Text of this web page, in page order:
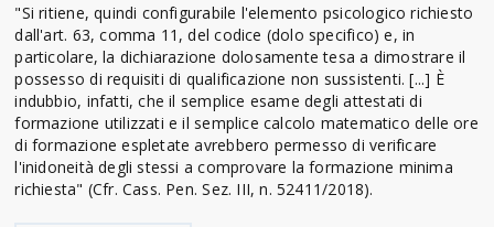
"Si ritiene, quindi configurabile l'elemento psicologico richiesto
dall'art. 63, comma 11, del codice (dolo specifico) e, in
particolare, la dichiarazione dolosamente tesa a dimostrare il
possesso di requisiti di qualificazione non sussistenti. [...] È
indubbio, infatti, che il semplice esame degli attestati di
formazione utilizzati e il semplice calcolo matematico delle ore
di formazione espletate avrebbero permesso di verificare
l'inidoneità degli stessi a comprovare la formazione minima
richiesta" (Cfr. Cass. Pen. Sez. III, n. 52411/2018).